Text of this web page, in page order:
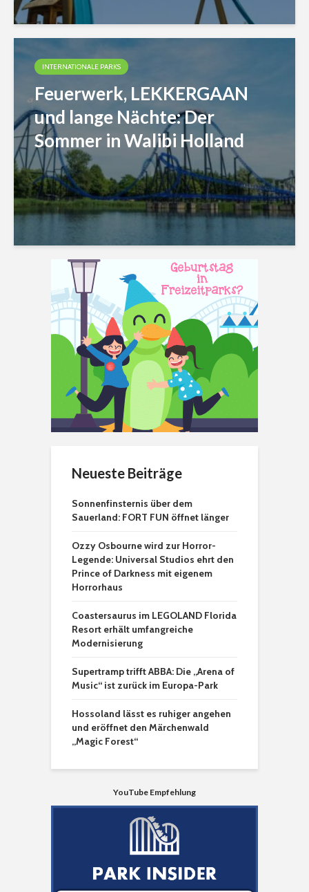
INTERNATIONALE PARKS
Feuerwerk, LEKKERGAAN
und lange Nächte: Der
Sommer in Walibi Holland
Neueste Beiträge
Sonnenfinsternis über dem
Sauerland: FORT FUN öffnet länger
Ozzy Osbourne wird zur Horror-
Legende: Universal Studios ehrt den
Prince of Darkness mit eigenem
Horrorhaus
Coastersaurus im LEGOLAND Florida
Resort erhält umfangreiche
Modernisierung
Supertramp trifft ABBA: Die „Arena of
Music“ ist zurück im Europa-Park
Hossoland lässt es ruhiger angehen
und eröffnet den Märchenwald
„Magic Forest“
YouTube Empfehlung